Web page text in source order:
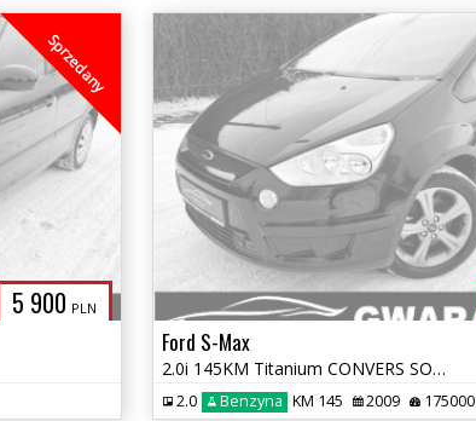
5 900 PLN
Sprzedany
Ford S-Max
2.0i 145KM Titanium CONVERS SONY 2xPDC ALU GRZ.FOTELE+SZYBA OPŁATY GWA
2.0 Benzyna KM 145 2009 175000